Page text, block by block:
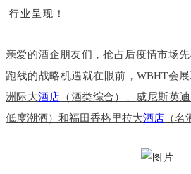
行业呈现！
亲爱的酒企朋友们，抢占后疫情市场
跑线的战略机遇就在眼前，WBHT会
洲际大酒店 （酒类综合）、 威尼斯英
低度潮酒）和福田香格里拉大酒店 （名